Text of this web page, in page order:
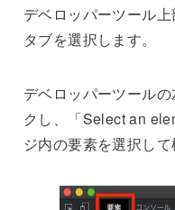
デベロッパーツール
タブを選択します。
デベロッパーツール
クし、「Select an
ジ内の要素を選択して